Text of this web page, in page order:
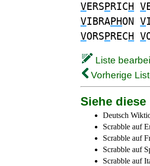
VERSPRICH V
VIBRAPHON V
VORSPRECH V
Liste
Vorherige
Siehe
Deutsch
Scrabble auf
Scrabble auf
Scrabble auf
Scrabble auf